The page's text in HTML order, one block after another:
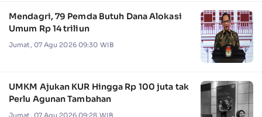
Mendagri, 79 Pemda Butuh Dana Alokasi
Umum Rp 14 triliun
Jumat, 07 Agu 2026 09:30 WIB
UMKM Ajukan KUR Hingga Rp 100 juta tak
Perlu Agunan Tambahan
Jumat, 07 Agu 2026 09:28 WIB